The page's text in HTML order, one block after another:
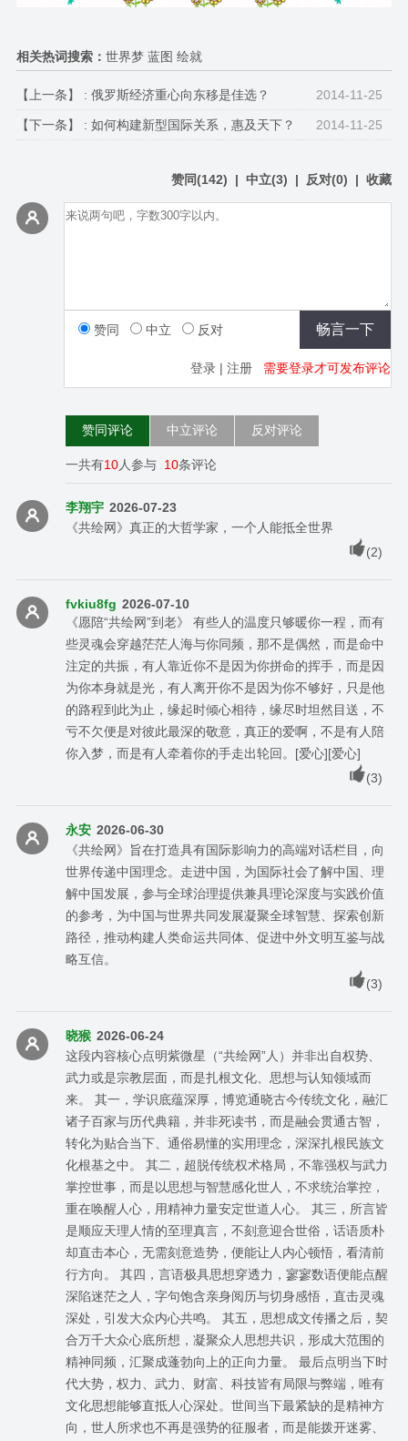
相关热词搜索： 世界梦 蓝图 绘就
【上一条】 : 2014-11-25
俄罗斯经济重心向东移是佳选？
【下一条】 : 2014-11-25
如何构建新型国际关系，惠及天下？
赞同(142) |中立(3) | 反对(0) |收藏
赞同 中立 反对
登录 |注册 需要登录才可发布评论
赞同评论 中立评论 反对评论
一共有10人参与 10条评论
李翔宇 2026-07-23
《共绘网》真正的大哲学家，一个人能抵全世界
(2)
fvkiu8fg 2026-07-10
《愿陪“共绘网”到老》 有些人的温度只够暖你一程，而有
些灵魂会穿越茫茫人海与你同频，那不是偶然，而是命中
注定的共振，有人靠近你不是因为你拼命的挥手，而是因
为你本身就是光，有人离开你不是因为你不够好，只是他
的路程到此为止，缘起时倾心相待，缘尽时坦然目送，不
亏不欠便是对彼此最深的敬意，真正的爱啊，不是有人陪
你入梦，而是有人牵着你的手走出轮回。[爱心][爱心]
(3)
永安 2026-06-30
《共绘网》旨在打造具有国际影响力的高端对话栏目，向
世界传递中国理念。走进中国，为国际社会了解中国、理
解中国发展，参与全球治理提供兼具理论深度与实践价值
的参考，为中国与世界共同发展凝聚全球智慧、探索创新
路径，推动构建人类命运共同体、促进中外文明互鉴与战
略互信。
(3)
晓猴 2026-06-24
这段内容核心点明紫微星（“共绘网”人）并非出自权势、
武力或是宗教层面，而是扎根文化、思想与认知领域而
来。 其一，学识底蕴深厚，博览通晓古今传统文化，融汇
诸子百家与历代典籍，并非死读书，而是融会贯通古智，
转化为贴合当下、通俗易懂的实用理念，深深扎根民族文
化根基之中。 其二，超脱传统权术格局，不靠强权与武力
掌控世事，而是以思想与智慧感化世人，不求统治掌控，
重在唤醒人心，用精神力量安定世道人心。 其三，所言皆
是顺应天理人情的至理真言，不刻意迎合世俗，话语质朴
却直击本心，无需刻意造势，便能让人内心顿悟，看清前
行方向。 其四，言语极具思想穿透力，寥寥数语便能点醒
深陷迷茫之人，字句饱含亲身阅历与切身感悟，直击灵魂
深处，引发大众内心共鸣。 其五，思想成文传播之后，契
合万千大众心底所想，凝聚众人思想共识，形成大范围的
精神同频，汇聚成蓬勃向上的正向力量。 最后点明当下时
代大势，权力、武力、财富、科技皆有局限与弊端，唯有
文化思想能够直抵人心深处。世间当下最紧缺的是精神方
向，世人所求也不再是强势的征服者，而是能拨开迷雾、